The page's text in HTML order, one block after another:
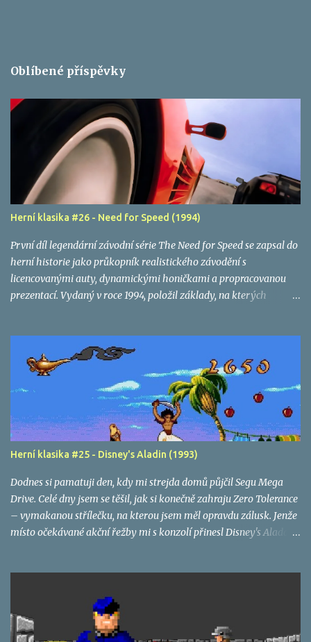
Oblíbené příspěvky
Herní klasika #26 - Need for Speed (1994)
První díl legendární závodní série The Need for Speed se zapsal do
herní historie jako průkopník realistického závodění s
licencovanými auty, dynamickými honičkami a propracovanou
prezentací. Vydaný v roce 1994, položil základy, na kterých
Herní klasika #25 - Disney's Aladin (1993)
Dodnes si pamatuji den, kdy mi strejda domů půjčil Segu Mega
Drive. Celé dny jsem se těšil, jak si konečně zahraju Zero Tolerance
– vymakanou střílečku, na kterou jsem měl opravdu zálusk. Jenže
místo očekávané akční řežby mi s konzolí přinesl Disney's Aladdin
kterou jsem tolik chtěl.